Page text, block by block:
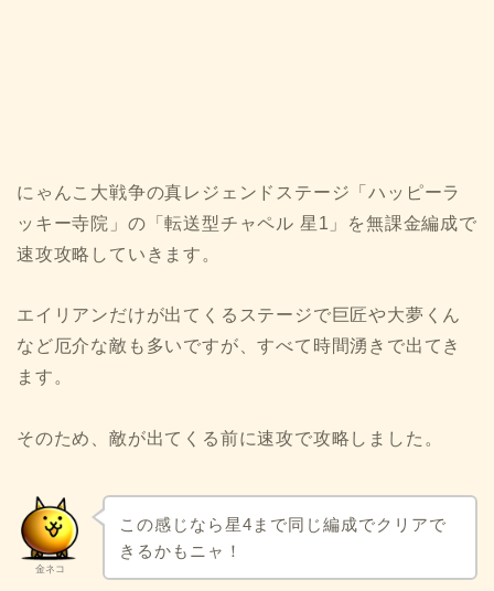
にゃんこ大戦争の真レジェンドステージ「ハッピーラ
ッキー寺院」の「転送型チャペル 星1」を無課金編成で
速攻攻略していきます。
エイリアンだけが出てくるステージで巨匠や大夢くん
など厄介な敵も多いですが、すべて時間湧きで出てき
ます。
そのため、敵が出てくる前に速攻で攻略しました。
金ネコ
この感じなら星4まで同じ編成でクリアで
きるかもニャ！